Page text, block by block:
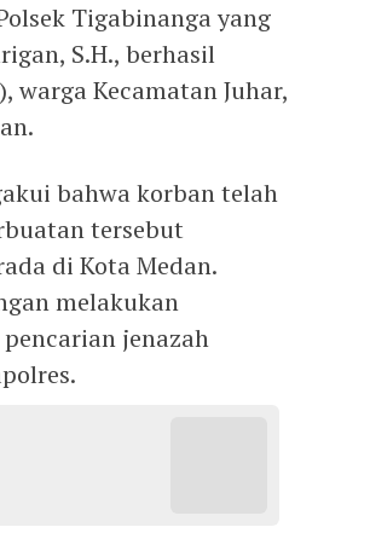
Tigabinanga yang
S.H., berhasil
warga Kecamatan Juhar,
bahwa korban telah
tersebut
di Kota Medan.
melakukan
jenazah